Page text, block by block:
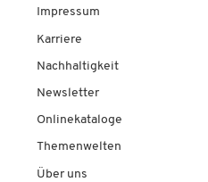
Impressum
Karriere
Nachhaltigkeit
Newsletter
Onlinekataloge
Themenwelten
Über uns